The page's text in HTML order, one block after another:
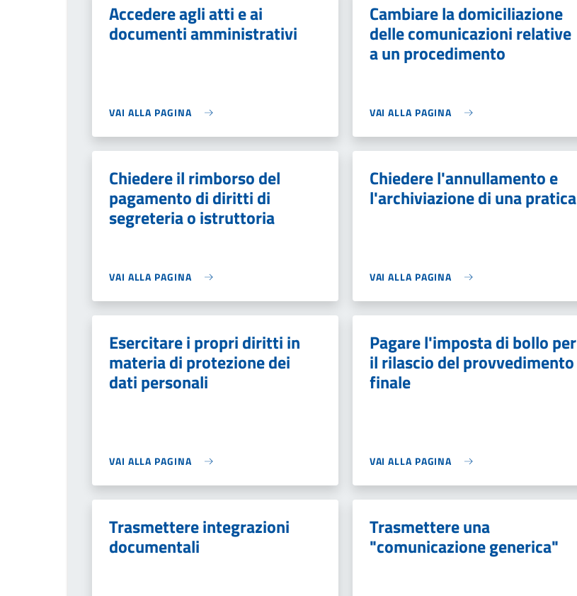
Accedere agli atti e ai
documenti amministrativi
VAI ALLA PAGINA
Cambiare la domiciliazione
delle comunicazioni relative
a un procedimento
VAI ALLA PAGINA
Chiedere il rimborso del
pagamento di diritti di
segreteria o istruttoria
VAI ALLA PAGINA
Chiedere l'annullamento e
l'archiviazione di una pratica
VAI ALLA PAGINA
Esercitare i propri diritti in
materia di protezione dei
dati personali
VAI ALLA PAGINA
Pagare l'imposta di bollo per
il rilascio del provvedimento
finale
VAI ALLA PAGINA
Trasmettere integrazioni
documentali
Trasmettere una
"comunicazione generica"